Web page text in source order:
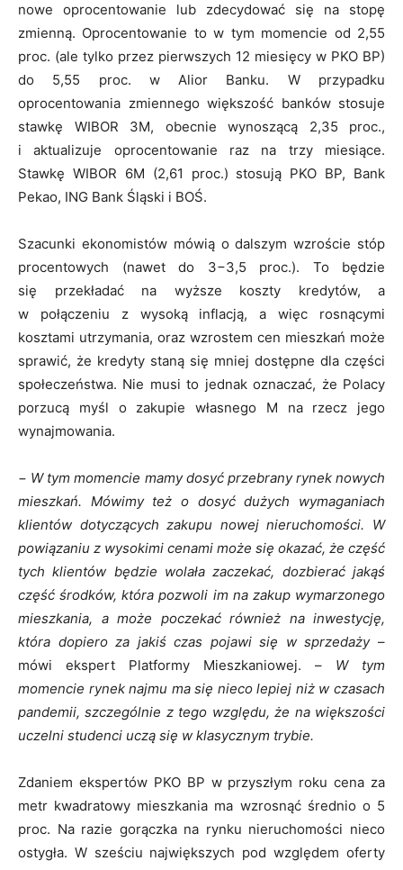
nowe oprocentowanie lub zdecydować się na stopę
zmienną. Oprocentowanie to w tym momencie od 2,55
proc. (ale tylko przez pierwszych 12 miesięcy w PKO BP)
do 5,55 proc. w Alior Banku. W przypadku
oprocentowania zmiennego większość banków stosuje
stawkę WIBOR 3M, obecnie wynoszącą 2,35 proc.,
i aktualizuje oprocentowanie raz na trzy miesiące.
Stawkę WIBOR 6M (2,61 proc.) stosują PKO BP, Bank
Pekao, ING Bank Śląski i BOŚ.
Szacunki ekonomistów mówią o dalszym wzroście stóp
procentowych (nawet do 3−3,5 proc.). To będzie
się przekładać na wyższe koszty kredytów, a
w połączeniu z wysoką inflacją, a więc rosnącymi
kosztami utrzymania, oraz wzrostem cen mieszkań może
sprawić, że kredyty staną się mniej dostępne dla części
społeczeństwa. Nie musi to jednak oznaczać, że Polacy
porzucą myśl o zakupie własnego M na rzecz jego
wynajmowania.
− W tym momencie mamy dosyć przebrany rynek nowych
mieszkań. Mówimy też o dosyć dużych wymaganiach
klientów dotyczących zakupu nowej nieruchomości. W
powiązaniu z wysokimi cenami może się okazać, że część
tych klientów będzie wolała zaczekać, dozbierać jakąś
część środków, która pozwoli im na zakup wymarzonego
mieszkania, a może poczekać również na inwestycję,
która dopiero za jakiś czas pojawi się w sprzedaży–
mówi ekspert Platformy Mieszkaniowej. – W tym
momencie rynek najmu ma się nieco lepiej niż w czasach
pandemii, szczególnie z tego względu, że na większości
uczelni studenci uczą się w klasycznym trybie.
Zdaniem ekspertów PKO BP w przyszłym roku cena za
metr kwadratowy mieszkania ma wzrosnąć średnio o 5
proc. Na razie gorączka na rynku nieruchomości nieco
ostygła. W sześciu największych pod względem oferty